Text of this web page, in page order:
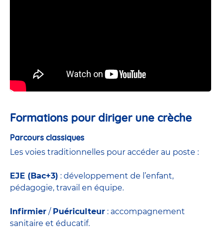
Formations pour diriger une crèche
Parcours classiques
Les voies traditionnelles pour accéder au poste :
EJE (Bac+3) : développement de l’enfant,
pédagogie, travail en équipe.
Infirmier / Puériculteur : accompagnement
sanitaire et éducatif.